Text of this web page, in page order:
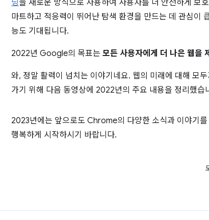
닝을 새로운 방식으로 사용하여 사용자를 더 안전하게 보
마트하고 적응력이 뛰어난 탐색 환경을 만드는 데 관심이
능도 기대됩니다.
2022년 Google의 목표는 모든 사용자에게 더 나은 웹을
와, 정말 활력이 넘치는 이야기네요. 웹의 미래에 대해 모
가기 위해 다음 동영상에 2022년의 주요 내용을 정리했습
2023년에는 앞으로도 Chrome의 다양한 소식과 이야기
행복하게 시작하시기 바랍니다.